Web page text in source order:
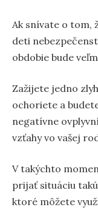
Ak snívate o tom,
deti
obdobie bude
Zažijete jedno
ochoriete a
negatívne
vzťahy vo vašej
V takýchto
prijať situáciu
ktoré môžete